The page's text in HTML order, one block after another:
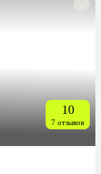
10
7 отзывов